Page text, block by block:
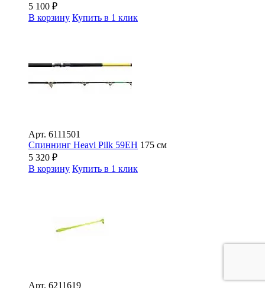
5 100 ₽
В корзину Купить в 1 клик
Арт. 6111501
Спиннинг Heavi Pilk 59EH 175 см
5 320 ₽
В корзину Купить в 1 клик
Арт. 6211619